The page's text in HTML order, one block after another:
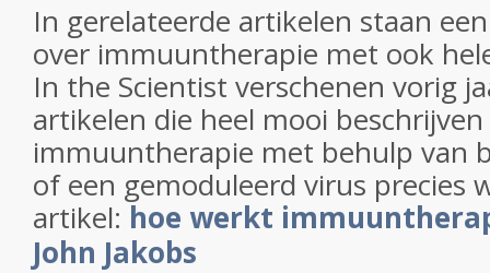
In gerelateerde artikelen staan
over immuuntherapie met ook
In the Scientist verschenen vorig
artikelen die heel mooi
immuuntherapie met behulp van
of een gemoduleerd virus precies
artikel: hoe werkt
John Jakobs